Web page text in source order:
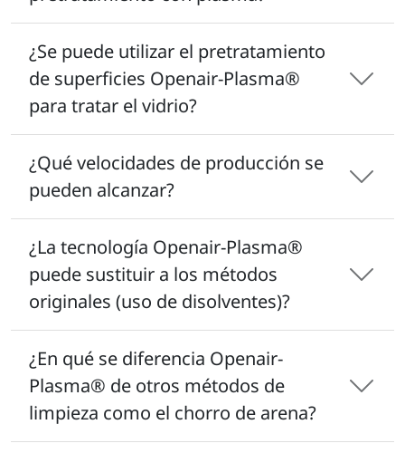
¿Se puede utilizar el pretratamiento
de superficies Openair-Plasma®
para tratar el vidrio?
¿Qué velocidades de producción se
pueden alcanzar?
¿La tecnología Openair-Plasma®
puede sustituir a los métodos
originales (uso de disolventes)?
¿En qué se diferencia Openair-
Plasma® de otros métodos de
limpieza como el chorro de arena?